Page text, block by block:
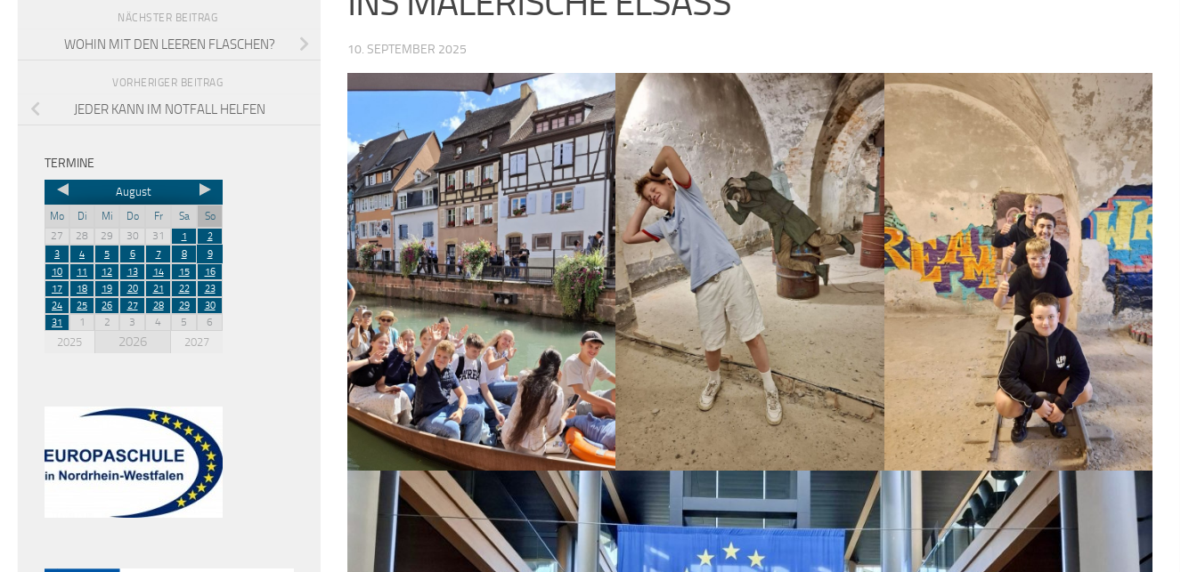
10. SEPTEMBER 2025
NÄCHSTER BEITRAG
WOHIN MIT DEN LEEREN FLASCHEN?
VORHERIGER BEITRAG
JEDER KANN IM NOTFALL HELFEN
TERMINE
August
Mo Di Mi Do Fr Sa
So
27
28 29 30 31 1
2
3
4 5 6 7 8
9
10
11 12 13 14 15
16
17
18 19 20 21 22
23
24
25 26 27 28 29
30
31
1 2 3 4 5 6
2025 2026 2027